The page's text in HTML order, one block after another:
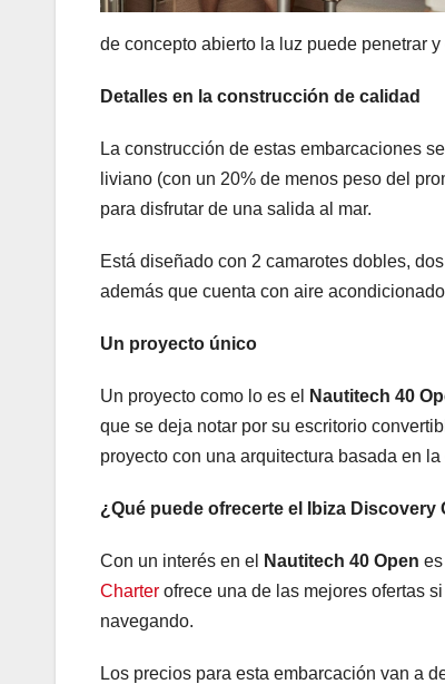
de concepto abierto la luz puede penetrar
Detalles en la construcción de calidad
La construcción de estas embarcaciones
liviano (con un 20% de menos peso del
para disfrutar de una salida al mar.
Está diseñado con 2 camarotes dobles,
además que cuenta con aire
Un proyecto único
Un proyecto como lo es el Nautitech 40
que se deja notar por su escritorio
proyecto con una arquitectura basada en
¿Qué puede ofrecerte el Ibiza Discovery
Con un interés en el Nautitech 40 Open
Charter ofrece una de las mejores ofertas
navegando.
Los precios para esta embarcación van a